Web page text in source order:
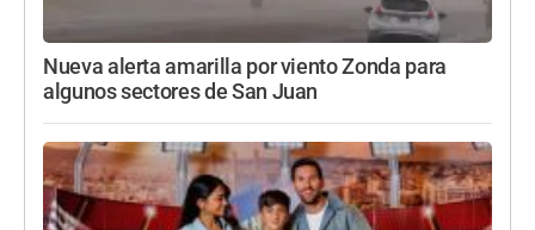
Nueva alerta amarilla por viento Zonda para
algunos sectores de San Juan